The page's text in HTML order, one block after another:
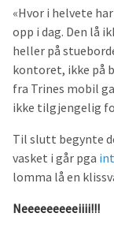
«Hvor i helvete
opp i dag. Den lå
heller på
kontoret, ikke på
fra Trines mobil
ikke tilgjengelig
Til slutt begynte
vasket i går pga
lomma lå en
Neeeeeeeeeiiii!!!